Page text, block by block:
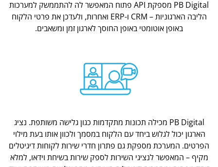
PB Digital מספקת API פתוח המאפשר לה להתממשק למערכות
הליבה הארגוניות – CRM ו-ERP ואחרות, ולעדכן את פרטי הלקוח
באופן אוטומטי באופן החוסך לארגון זמן ומשאבים.
PB Digital מכילה תכונות מתקדמות כגון גלישה משותפת. נציג
הארגון יכול לגלוש ביחד עם הלקוח במסמך ולכוון אותו בעת מילוי
הפרטים. המערכת מספקת גם פתרון חדרי שירות לקוחות דיגיטלים
מקיף – המאפשר לנציגי השירות לספק שירות בשיחת וידאו, למלא